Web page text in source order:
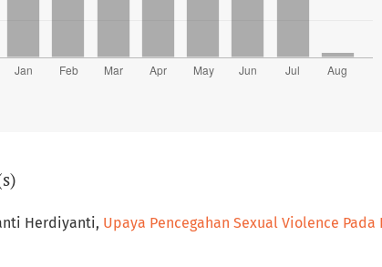
Herdiyanti, Upaya Pencegahan Sexual Violence